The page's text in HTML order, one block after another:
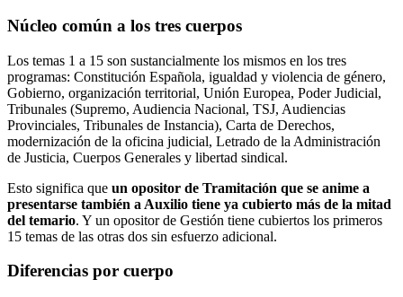
Núcleo común a los tres cuerpos
Los temas 1 a 15 son sustancialmente los mismos en los tres
programas: Constitución Española, igualdad y violencia de género,
Gobierno, organización territorial, Unión Europea, Poder Judicial,
Tribunales (Supremo, Audiencia Nacional, TSJ, Audiencias
Provinciales, Tribunales de Instancia), Carta de Derechos,
modernización de la oficina judicial, Letrado de la Administración
de Justicia, Cuerpos Generales y libertad sindical.
Esto significa que un opositor de Tramitación que se anime a
presentarse también a Auxilio tiene ya cubierto más de la mitad
del temario. Y un opositor de Gestión tiene cubiertos los primeros
15 temas de las otras dos sin esfuerzo adicional.
Diferencias por cuerpo